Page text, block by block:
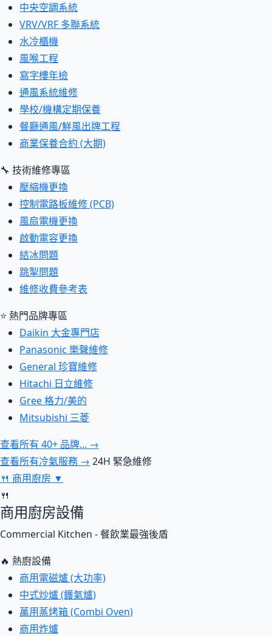
中央空調系統
VRV/VRF 多聯系統
水冷櫃機
風喉工程
寫字樓年檢
通風系統維修
學校/機構定期保養
餐廳通風/鮮風出牌工程
商業保養合約 (大期)
🔧 技術維修專區
壓縮機更換
控制電路板維修 (PCB)
風扇電機更換
啟動電容更換
結冰問題
跳掣問題
維修收費參考表
⭐ 熱門品牌專區
Daikin 大金專門店
Panasonic 樂聲維修
General 珍寶維修
Hitachi 日立維修
Gree 格力/美的
Mitsubishi 三菱
查看所有 40+ 品牌... →
查看所有冷氣服務 → 24H 緊急維修
🍴 商用廚房 ▼
🍴
商用廚房設備
Commercial Kitchen - 餐飲業最強後盾
🔥 熱廚設備
商用電磁爐 (大功率)
中式炒爐 (鑊氣爐)
萬用蒸烤箱 (Combi Oven)
商用炸爐